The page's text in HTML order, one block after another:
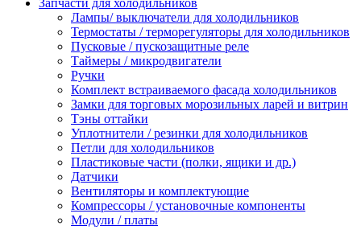
Запчасти для холодильников
Лампы/ выключатели для холодильников
Термостаты / терморегуляторы для холодильников
Пусковые / пускозащитные реле
Таймеры / микродвигатели
Ручки
Комплект встраиваемого фасада холодильников
Замки для торговых морозильных ларей и витрин
Тэны оттайки
Уплотнители / резинки для холодильников
Петли для холодильников
Пластиковые части (полки, ящики и др.)
Датчики
Вентиляторы и комплектующие
Компрессоры / установочные компоненты
Модули / платы